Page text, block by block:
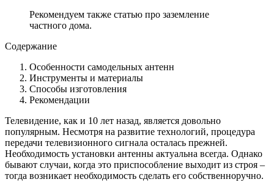
Рекомендуем также статью про заземление
частного дома.
Содержание
Особенности самодельных антенн
Инструменты и материалы
Способы изготовления
Рекомендации
Телевидение, как и 10 лет назад, является довольно
популярным. Несмотря на развитие технологий, процедура
передачи телевизионного сигнала осталась прежней.
Необходимость установки антенны актуальна всегда. Однако
бывают случаи, когда это приспособление выходит из строя –
тогда возникает необходимость сделать его собственноручно.